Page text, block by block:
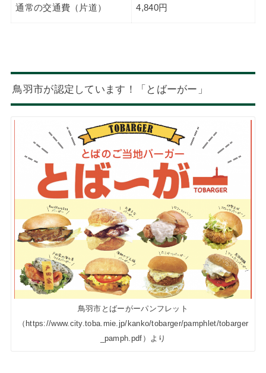
通常の交通費（片道） 4,840円
鳥羽市が認定しています！「とばーがー」
鳥羽市とばーがーパンフレット
（https://www.city.toba.mie.jp/kanko/tobarger/pamphlet/tobarger
_pamph.pdf）より